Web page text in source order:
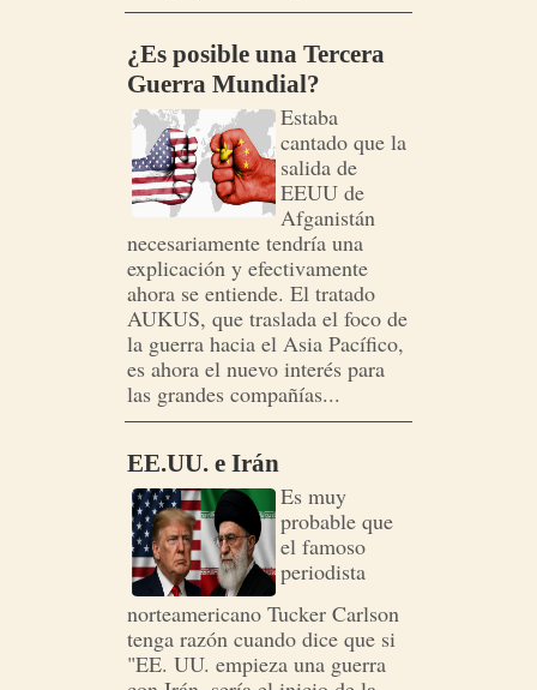
¿Es posible una Tercera
Guerra Mundial?
Estaba
cantado que la
salida de
EEUU de
Afganistán
necesariamente tendría una
explicación y efectivamente
ahora se entiende. El tratado
AUKUS, que traslada el foco de
la guerra hacia el Asia Pacífico,
es ahora el nuevo interés para
las grandes compañías...
EE.UU. e Irán
Es muy
probable que
el famoso
periodista
norteamericano Tucker Carlson
tenga razón cuando dice que si
"EE. UU. empieza una guerra